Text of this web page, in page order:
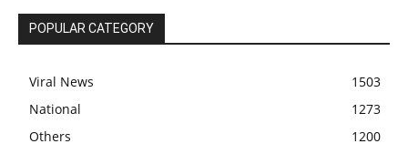
POPULAR CATEGORY
Viral News
1503
National
1273
Others
1200